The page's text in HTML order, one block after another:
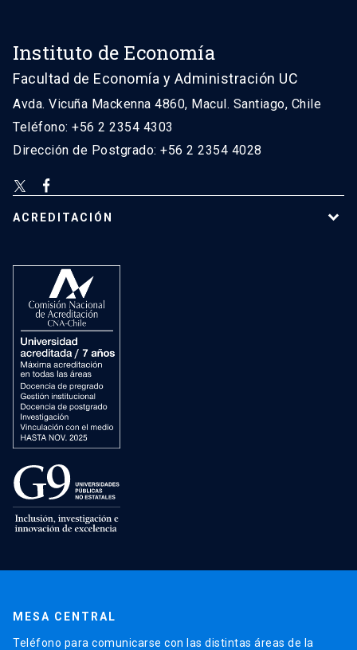
Instituto de Economía
Facultad de Economía y Administración UC
Avda. Vicuña Mackenna 4860, Macul. Santiago, Chile
Teléfono: +56 2 2354 4303
Dirección de Postgrado: +56 2 2354 4028
ACREDITACIÓN
MESA CENTRAL
Teléfono para comunicarse con las distintas áreas de la